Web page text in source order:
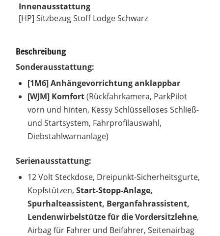
Innenausstattung
[HP] Sitzbezug Stoff Lodge Schwarz
Beschreibung
Sonderausstattung:
[1M6] Anhängevorrichtung anklappbar
[WJM] Komfort(Rückfahrkamera, ParkPilot
vorn und hinten, Kessy Schlüsselloses Schließ-
und Startsystem, Fahrprofilauswahl,
Diebstahlwarnanlage)
Serienausstattung:
12 Volt Steckdose, Dreipunkt-Sicherheitsgurte,
Kopfstützen, Start-Stopp-Anlage,
Spurhalteassistent, Berganfahrassistent,
Lendenwirbelstütze für die Vordersitzlehne,
Airbag für Fahrer und Beifahrer, Seitenairbag